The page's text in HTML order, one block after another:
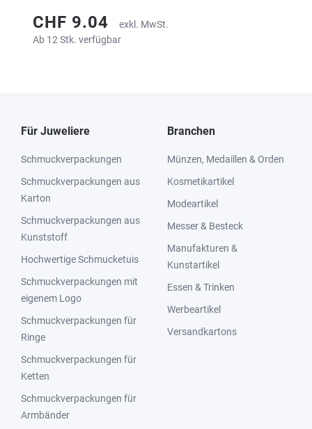
CHF 9.04
exkl. MwSt.
Ab 12 Stk. verfügbar
Für Juweliere
Schmuckverpackungen
Schmuckverpackungen aus
Karton
Schmuckverpackungen aus
Kunststoff
Hochwertige Schmucketuis
Schmuckverpackungen mit
eigenem Logo
Schmuckverpackungen für
Ringe
Schmuckverpackungen für
Ketten
Schmuckverpackungen für
Armbänder
Branchen
Münzen, Medaillen & Orden
Kosmetikartikel
Modeartikel
Messer & Besteck
Manufakturen &
Kunstartikel
Essen & Trinken
Werbeartikel
Versandkartons